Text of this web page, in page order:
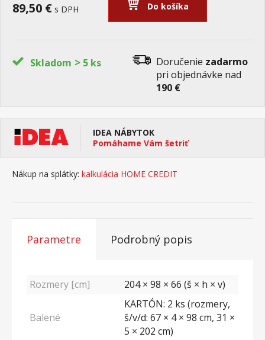
89,50 € s DPH Do košíka
Skladom > 5 ks Doručenie zadarmo
pri objednávke nad
190 €
IDEA NÁBYTOK
Pomáhame Vám šetriť
Nákup na splátky: kalkulácia HOME CREDIT
Parametre Podrobný popis
Rozmery [cm] 204 × 98 × 66 (š × h × v)
Balené
KARTÓN: 2 ks (rozmery,
š/v/d: 67 × 4 × 98 cm, 31 ×
5 × 202 cm)